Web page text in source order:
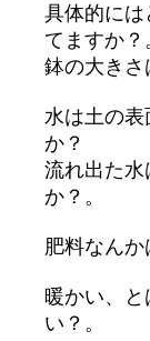
具体的には
てますか？
鉢の大きさ
水は土の
か？
流れ出た水
か？。
肥料なんか
暖かい、
い？。